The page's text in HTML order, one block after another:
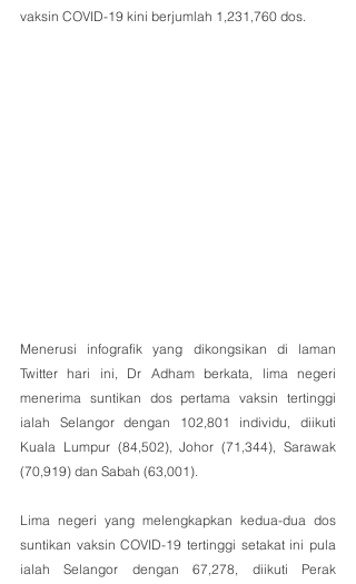
vaksin COVID-19 kini berjumlah 1,231,760 dos.
Menerusi infografik yang dikongsikan di laman
Twitter hari ini, Dr Adham berkata, lima negeri
menerima suntikan dos pertama vaksin tertinggi
ialah Selangor dengan 102,801 individu, diikuti
Kuala Lumpur (84,502), Johor (71,344), Sarawak
(70,919) dan Sabah (63,001).
Lima negeri yang melengkapkan kedua-dua dos
suntikan vaksin COVID-19 tertinggi setakat ini pula
ialah Selangor dengan 67,278, diikuti Perak